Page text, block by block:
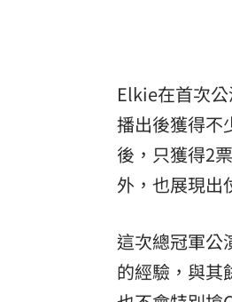
Elkie在首次
播出後獲得不
後，只獲得2
外，也展現出
這次總冠軍公
的經驗，與其